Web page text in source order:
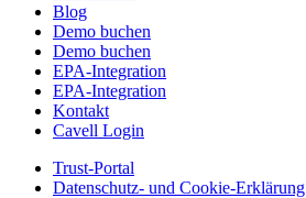
Blog
Demo buchen
Demo buchen
EPA-Integration
EPA-Integration
Kontakt
Cavell Login
Trust-Portal
Datenschutz- und Cookie-Erklärung